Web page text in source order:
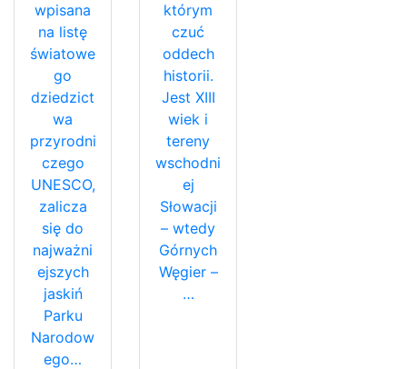
wpisana
na listę
światowe
go
dziedzict
wa
przyrodni
czego
UNESCO,
zalicza
się do
najważni
ejszych
jaskiń
Parku
Narodow
ego…
którym
czuć
oddech
historii.
Jest XIII
wiek i
tereny
wschodni
ej
Słowacji
– wtedy
Górnych
Węgier –
…